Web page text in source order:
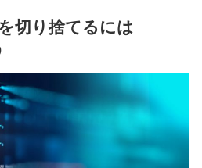
切り捨てるには